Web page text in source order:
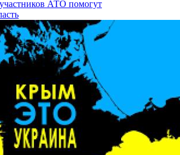
АТО помогут